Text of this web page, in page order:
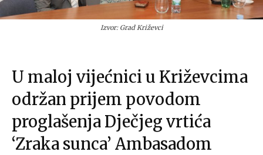
Izvor: Grad Križevci
U maloj vijećnici u Križevcima
održan prijem povodom
proglašenja Dječjeg vrtića
‘Zraka sunca’ Ambasadom